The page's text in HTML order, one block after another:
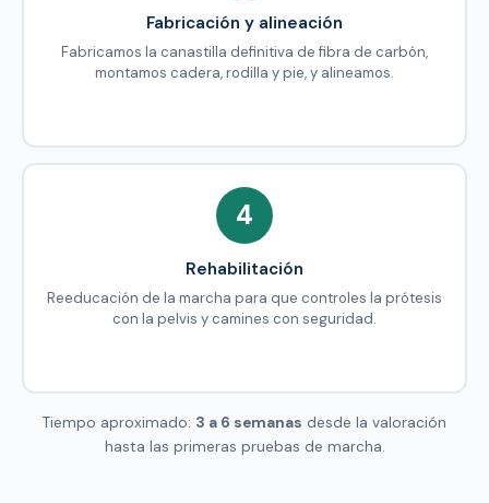
Fabricación y alineación
Fabricamos la canastilla definitiva de fibra de carbón,
montamos cadera, rodilla y pie, y alineamos.
4
Rehabilitación
Reeducación de la marcha para que controles la prótesis
con la pelvis y camines con seguridad.
Tiempo aproximado: 3 a 6 semanas desde la valoración
hasta las primeras pruebas de marcha.